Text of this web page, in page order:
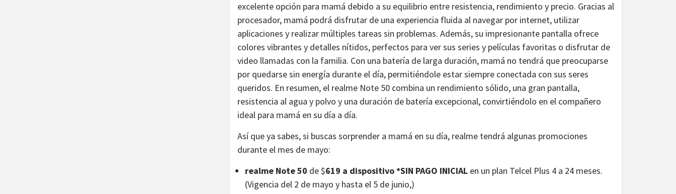
excelente opción para mamá debido a su equilibrio entre resistencia, rendimiento y precio. Gracias al
procesador, mamá podrá disfrutar de una experiencia fluida al navegar por internet, utilizar
aplicaciones y realizar múltiples tareas sin problemas. Además, su impresionante pantalla ofrece
colores vibrantes y detalles nítidos, perfectos para ver sus series y películas favoritas o disfrutar de
video llamadas con la familia. Con una batería de larga duración, mamá no tendrá que preocuparse
por quedarse sin energía durante el día, permitiéndole estar siempre conectada con sus seres
queridos. En resumen, el realme Note 50 combina un rendimiento sólido, una gran pantalla,
resistencia al agua y polvo y una duración de batería excepcional, convirtiéndolo en el compañero
ideal para mamá en su día a día.
Así que ya sabes, si buscas sorprender a mamá en su día, realme tendrá algunas promociones
durante el mes de mayo:
realme Note 50 de $619 a dispositivo *SIN PAGO INICIAL en un plan Telcel Plus 4 a 24 meses.
(Vigencia del 2 de mayo y hasta el 5 de junio,)